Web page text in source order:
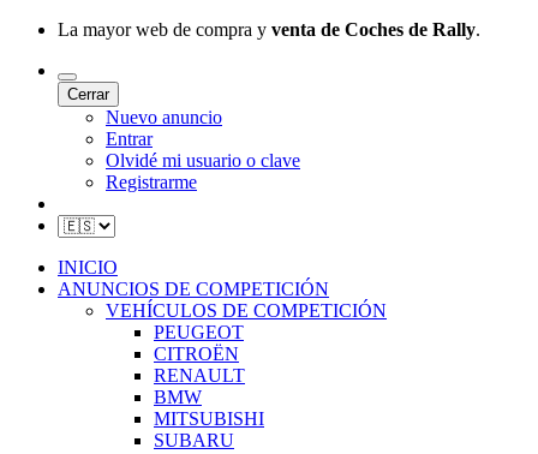
La mayor web de compra y venta de Coches de Rally.
Cerrar
Nuevo anuncio
Entrar
Olvidé mi usuario o clave
Registrarme
INICIO
ANUNCIOS DE COMPETICIÓN
VEHÍCULOS DE COMPETICIÓN
PEUGEOT
CITROËN
RENAULT
BMW
MITSUBISHI
SUBARU